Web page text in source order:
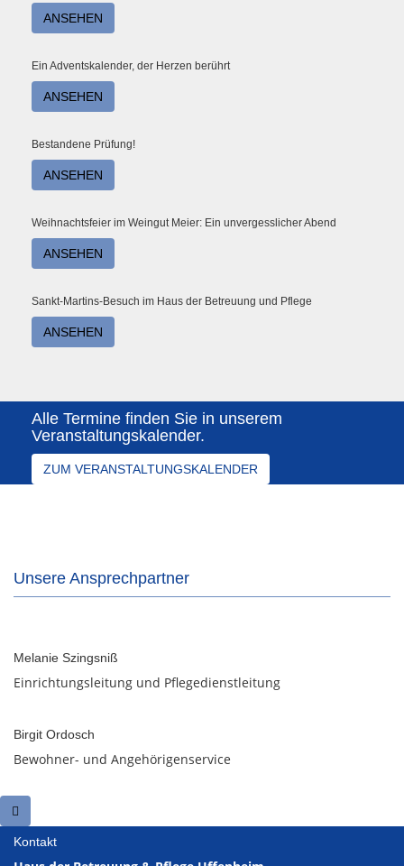
ANSEHEN
Ein Adventskalender, der Herzen berührt
ANSEHEN
Bestandene Prüfung!
ANSEHEN
Weihnachtsfeier im Weingut Meier: Ein unvergesslicher Abend
ANSEHEN
Sankt-Martins-Besuch im Haus der Betreuung und Pflege
ANSEHEN
Alle Termine finden Sie in unserem
Veranstaltungskalender.
ZUM VERANSTALTUNGSKALENDER
Unsere Ansprechpartner
Melanie Szingsniß
Einrichtungsleitung und Pflegedienstleitung
Birgit Ordosch
Bewohner- und Angehörigenservice
Kontakt